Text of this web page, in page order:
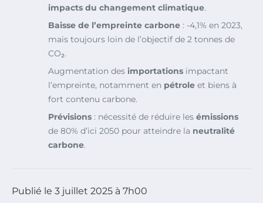
impacts du changement climatique.
Baisse de l’empreinte carbone : -4,1% en 2023,
mais toujours loin de l’objectif de 2 tonnes de
CO₂.
Augmentation des importations impactant
l’empreinte, notamment en pétrole et biens à
fort contenu carbone.
Prévisions : nécessité de réduire les émissions
de 80% d’ici 2050 pour atteindre la neutralité
carbone.
Publié le 3 juillet 2025 à 7h00